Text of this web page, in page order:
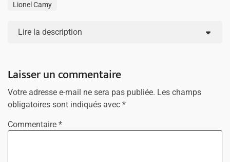
Lionel Camy
Lire la description
Laisser un commentaire
Votre adresse e-mail ne sera pas publiée. Les champs
obligatoires sont indiqués avec *
Commentaire *